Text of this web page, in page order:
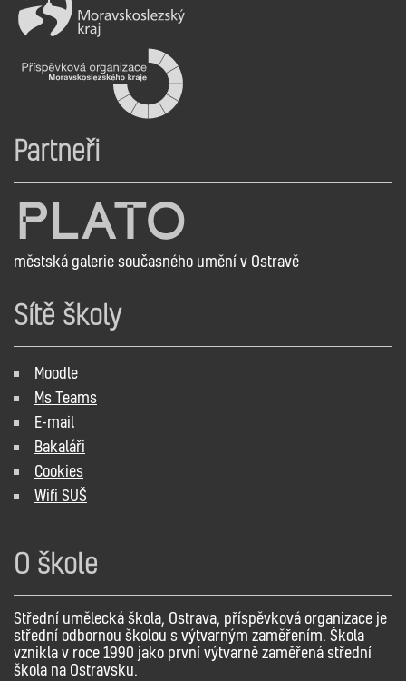
Partneři
městská galerie současného umění v Ostravě
Sítě školy
Moodle
Ms Teams
E-mail
Bakaláři
Cookies
Wifi SUŠ
O škole
Střední umělecká škola, Ostrava, příspěvková organizace je
střední odbornou školou s výtvarným zaměřením. Škola
vznikla v roce 1990 jako první výtvarně zaměřená střední
škola na Ostravsku.